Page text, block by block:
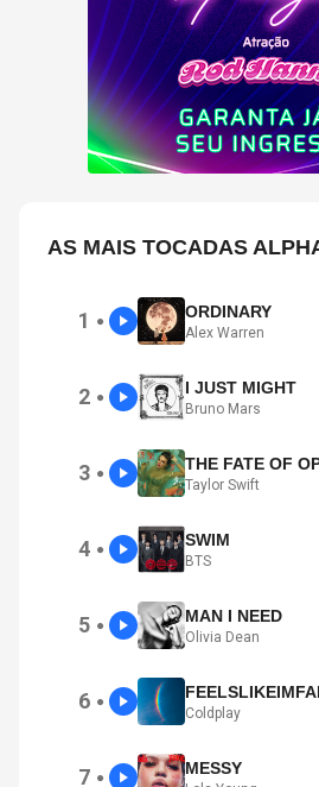
AS MAIS TOCADAS
1 ● ORDINARY
Alex Warren
2 ● I JUST MIGHT
Bruno Mars
3 ● THE FATE OF
Taylor Swift
4 ● SWIM
BTS
5 ● MAN I NEED
Olivia Dean
6 ●
Coldplay
7 ● MESSY